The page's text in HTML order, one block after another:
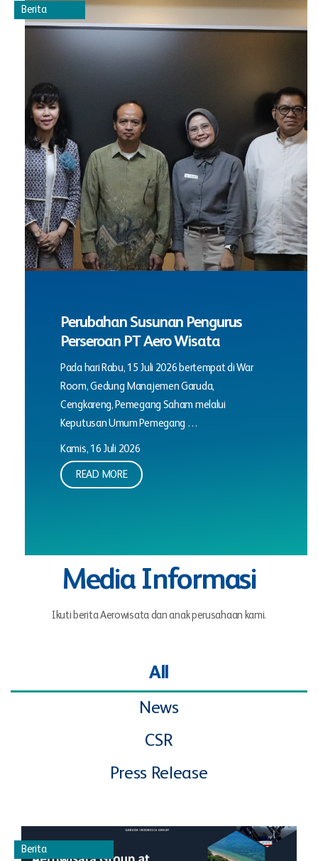
Berita
Perubahan Susunan Pengurus
Perseroan PT Aero Wisata
Pada hari Rabu, 15 Juli 2026 bertempat di War
Room, Gedung Manajemen Garuda,
Cengkareng, Pemegang Saham melalui
Keputusan Umum Pemegang …
Kamis, 16 Juli 2026
READ MORE
Media Informasi
Ikuti berita Aerowisata dan anak perusahaan kami.
All
News
CSR
Press Release
Berita